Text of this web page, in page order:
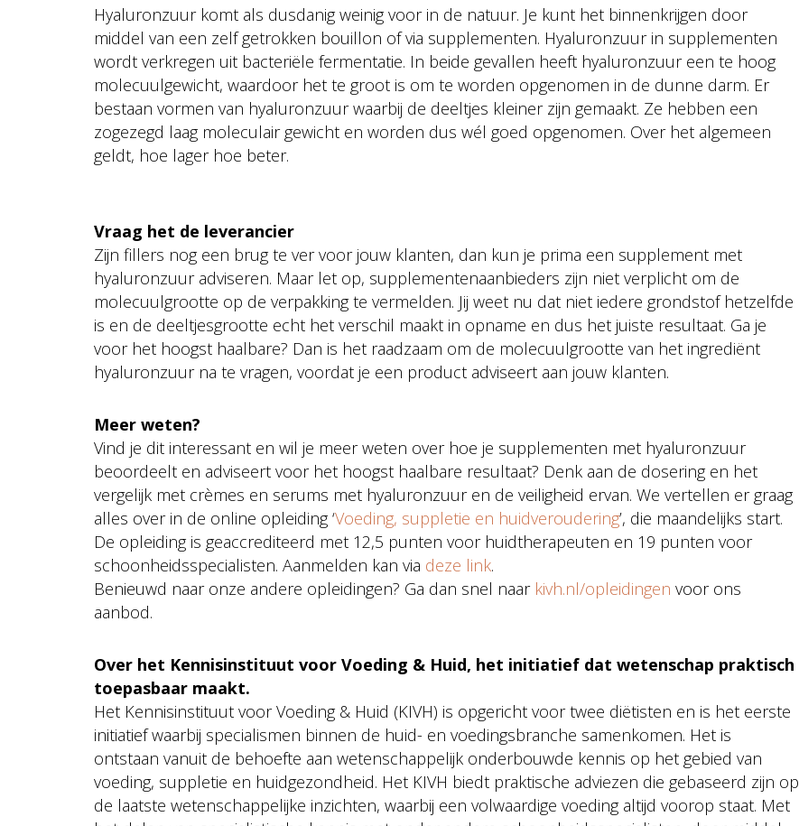
Hyaluronzuur komt als dusdanig weinig voor in de natuur. Je kunt het binnenkrijgen door
middel van een zelf getrokken bouillon of via supplementen. Hyaluronzuur in supplementen
wordt verkregen uit bacteriële fermentatie. In beide gevallen heeft hyaluronzuur een te hoog
molecuulgewicht, waardoor het te groot is om te worden opgenomen in de dunne darm. Er
bestaan vormen van hyaluronzuur waarbij de deeltjes kleiner zijn gemaakt. Ze hebben een
zogezegd laag moleculair gewicht en worden dus wél goed opgenomen. Over het algemeen
geldt, hoe lager hoe beter.
Vraag het de leverancier
Zijn fillers nog een brug te ver voor jouw klanten, dan kun je prima een supplement met
hyaluronzuur adviseren. Maar let op, supplementenaanbieders zijn niet verplicht om de
molecuulgrootte op de verpakking te vermelden. Jij weet nu dat niet iedere grondstof hetzelfde
is en de deeltjesgrootte echt het verschil maakt in opname en dus het juiste resultaat. Ga je
voor het hoogst haalbare? Dan is het raadzaam om de molecuulgrootte van het ingrediënt
hyaluronzuur na te vragen, voordat je een product adviseert aan jouw klanten.
Meer weten?
Vind je dit interessant en wil je meer weten over hoe je supplementen met hyaluronzuur
beoordeelt en adviseert voor het hoogst haalbare resultaat? Denk aan de dosering en het
vergelijk met crèmes en serums met hyaluronzuur en de veiligheid ervan. We vertellen er graag
alles over in de online opleiding ‘Voeding, suppletie en huidveroudering’, die maandelijks start.
De opleiding is geaccrediteerd met 12,5 punten voor huidtherapeuten en 19 punten voor
schoonheidsspecialisten. Aanmelden kan via deze link.
Benieuwd naar onze andere opleidingen? Ga dan snel naar kivh.nl/opleidingen voor ons
aanbod.
Over het Kennisinstituut voor Voeding & Huid, het initiatief dat wetenschap praktisch
toepasbaar maakt.
Het Kennisinstituut voor Voeding & Huid (KIVH) is opgericht voor twee diëtisten en is het eerste
initiatief waarbij specialismen binnen de huid- en voedingsbranche samenkomen. Het is
ontstaan vanuit de behoefte aan wetenschappelijk onderbouwde kennis op het gebied van
voeding, suppletie en huidgezondheid. Het KIVH biedt praktische adviezen die gebaseerd zijn op
de laatste wetenschappelijke inzichten, waarbij een volwaardige voeding altijd voorop staat. Met